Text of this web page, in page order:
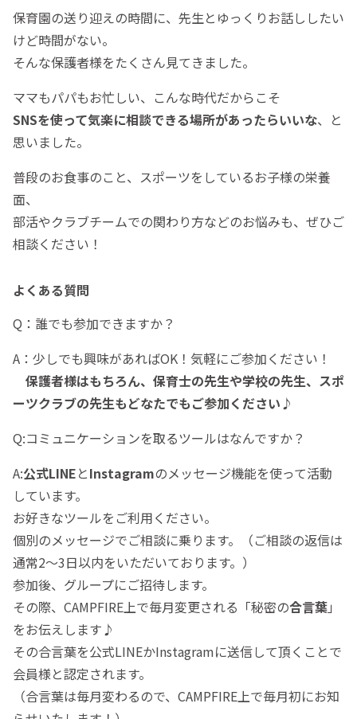
保育園の送り迎えの時間に、先生とゆっくりお話ししたい
けど時間がない。
そんな保護者様をたくさん見てきました。
ママもパパもお忙しい、こんな時代だからこそ
SNSを使って気楽に相談できる場所があったらいいな、と
思いました。
普段のお食事のこと、スポーツをしているお子様の栄養
面、
部活やクラブチームでの関わり方などのお悩みも、ぜひご
相談ください！
よくある質問
Q：誰でも参加できますか？
A：少しでも興味があればOK！気軽にご参加ください！
保護者様はもちろん、保育士の先生や学校の先生、スポ
ーツクラブの先生もどなたでもご参加ください♪
Q:コミュニケーションを取るツールはなんですか？
A:公式LINEとInstagramのメッセージ機能を使って活動
しています。
お好きなツールをご利用ください。
個別のメッセージでご相談に乗ります。（ご相談の返信は
通常2～3日以内をいただいております。）
参加後、グループにご招待します。
その際、CAMPFIRE上で毎月変更される「秘密の合言葉」
をお伝えします♪
その合言葉を公式LINEかInstagramに送信して頂くことで
会員様と認定されます。
（合言葉は毎月変わるので、CAMPFIRE上で毎月初にお知